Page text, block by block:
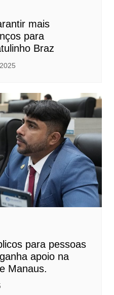
mais
para
Braz
para pessoas
apoio na
Manaus.